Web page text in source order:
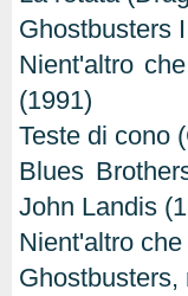
Ghostbusters
Nient'altro
(1991)
Teste di cono
Blues
John Landis
Nient'altro